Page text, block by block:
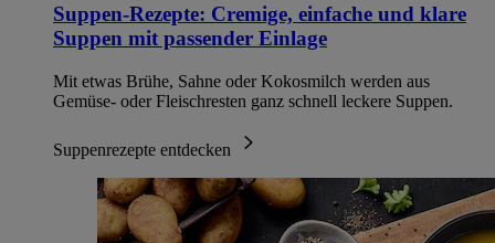
Suppen-Rezepte: Cremige, einfache und klare
Suppen mit passender Einlage
Mit etwas Brühe, Sahne oder Kokosmilch werden aus
Gemüse- oder Fleischresten ganz schnell leckere Suppen.
Suppenrezepte entdecken